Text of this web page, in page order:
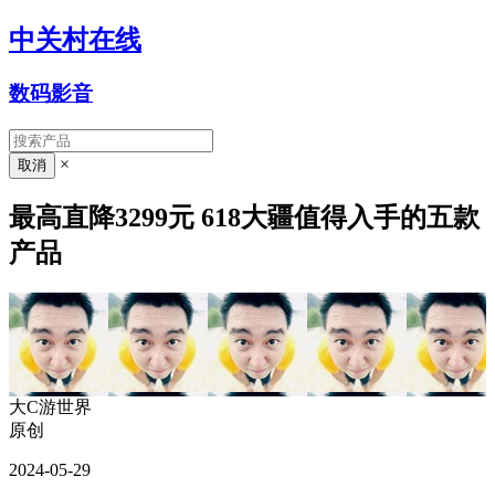
中关村在线
数码影音
×
最高直降3299元 618大疆值得入手的五款
产品
大C游世界
原创
2024-05-29